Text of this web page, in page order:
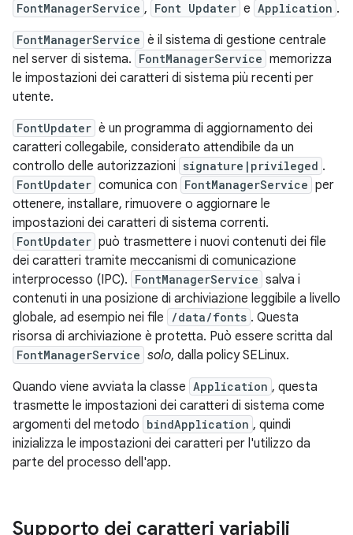
FontManagerService , Font Updater e Application .
FontManagerService è il sistema di gestione centrale
nel server di sistema. FontManagerService memorizza
le impostazioni dei caratteri di sistema più recenti per
utente.
FontUpdater è un programma di aggiornamento dei
caratteri collegabile, considerato attendibile da un
controllo delle autorizzazioni signature|privileged .
FontUpdater comunica con FontManagerService per
ottenere, installare, rimuovere o aggiornare le
impostazioni dei caratteri di sistema correnti.
FontUpdater può trasmettere i nuovi contenuti dei file
dei caratteri tramite meccanismi di comunicazione
interprocesso (IPC). FontManagerService salva i
contenuti in una posizione di archiviazione leggibile a livello
globale, ad esempio nei file
/data/fonts . Questa
risorsa di archiviazione è protetta. Può essere scritta dal
FontManagerService solo, dalla policy SELinux.
Quando viene avviata la classe Application , questa
trasmette le impostazioni dei caratteri di sistema come
argomenti del metodo bindApplication , quindi
inizializza le impostazioni dei caratteri per l'utilizzo da
parte del processo dell'app.
Supporto dei caratteri variabili